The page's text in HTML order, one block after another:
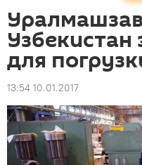
Узбекистан
для
13:54 10.01.2017